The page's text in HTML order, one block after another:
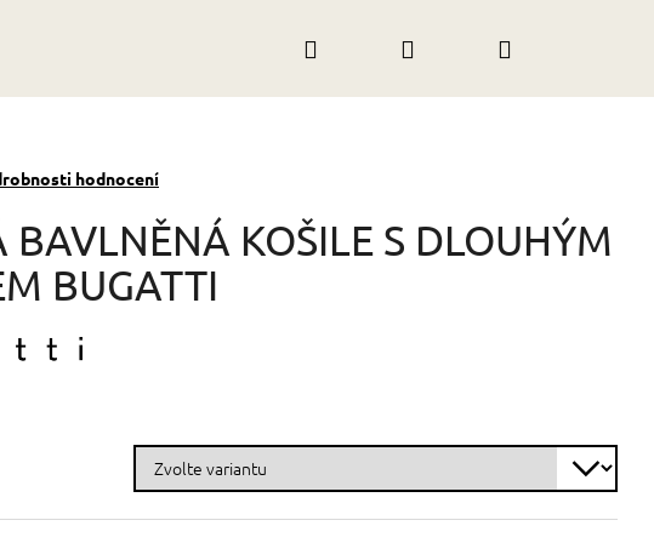
Přihlášení
hodnocení
BAVLNĚNÁ KOŠILE S DLOUHÝM
BUGATTI